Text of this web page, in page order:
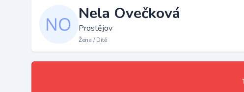
Nela Ovečková
Prostějov
Žena / Dítě